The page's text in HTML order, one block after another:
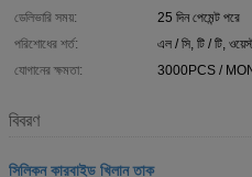
ডেলিভারি সময়:
25 দিন পেমেন্ট পরে
পরিশোধের শর্ত:
এল / সি, টি / টি,
যোগানের ক্ষমতা:
3000PCS /
বিবরণ
সিলিকন কারবাইড খিলান তাক